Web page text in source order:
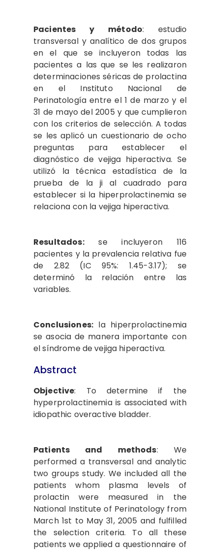
Pacientes y método: estudio
transversal y analítico de dos grupos
en el que se incluyeron todas las
pacientes a las que se les realizaron
determinaciones séricas de prolactina
en el Instituto Nacional de
Perinatología entre el 1 de marzo y el
31 de mayo del 2005 y que cumplieron
con los criterios de selección. A todas
se les aplicó un cuestionario de ocho
preguntas para establecer el
diagnóstico de vejiga hiperactiva. Se
utilizó la técnica estadística de la
prueba de la ji al cuadrado para
establecer si la hiperprolactinemia se
relaciona con la vejiga hiperactiva.
Resultados:se incluyeron 116
pacientes y la prevalencia relativa fue
de 2.82 (IC 95%: 1.45-3.17); se
determinó la relación entre las
variables.
Conclusiones:la hiperprolactinemia
se asocia de manera importante con
el síndrome de vejiga hiperactiva.
Abstract
Objective: To determine if the
hyperprolactinemia is associated with
idiopathic overactive bladder.
Patients and methods: We
performed a transversal and analytic
two groups study. We included all the
patients whom plasma levels of
prolactin were measured in the
National Institute of Perinatology from
March 1st to May 31, 2005 and fulfilled
the selection criteria. To all these
patients we applied a questionnaire of